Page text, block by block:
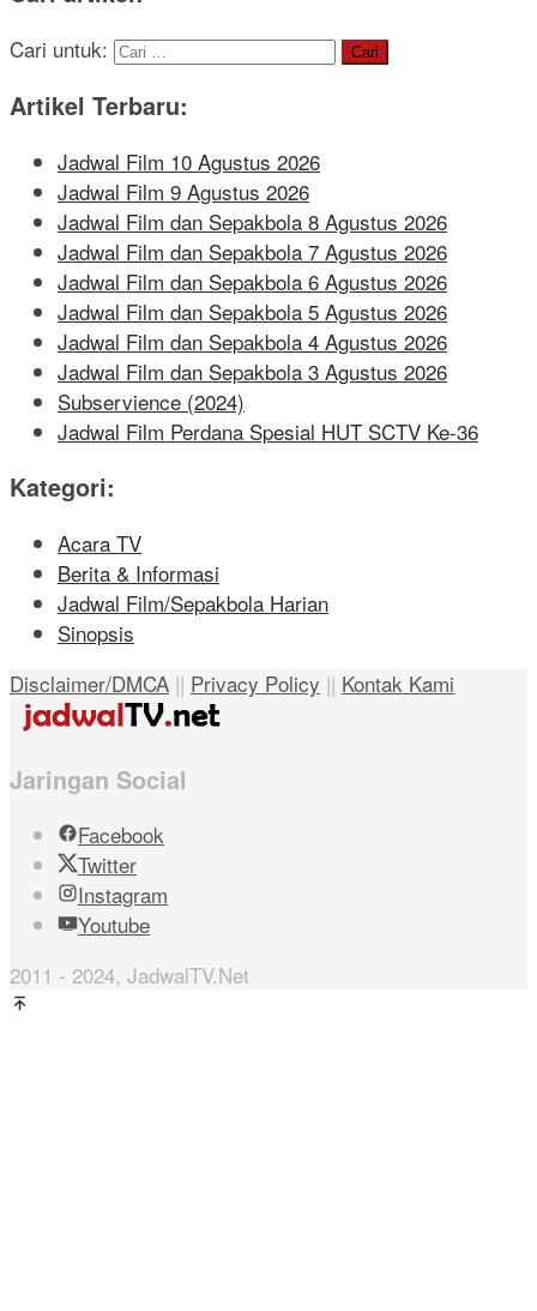
Cari untuk:
Artikel Terbaru:
Jadwal Film 10 Agustus 2026
Jadwal Film 9 Agustus 2026
Jadwal Film dan Sepakbola 8 Agustus 2026
Jadwal Film dan Sepakbola 7 Agustus 2026
Jadwal Film dan Sepakbola 6 Agustus 2026
Jadwal Film dan Sepakbola 5 Agustus 2026
Jadwal Film dan Sepakbola 4 Agustus 2026
Jadwal Film dan Sepakbola 3 Agustus 2026
Subservience (2024)
Jadwal Film Perdana Spesial HUT SCTV Ke-36
Kategori:
Acara TV
Berita & Informasi
Jadwal Film/Sepakbola Harian
Sinopsis
Disclaimer/DMCA || Privacy Policy || Kontak Kami
Jaringan Social
Facebook
Twitter
Instagram
Youtube
2011 - 2024, JadwalTV.Net